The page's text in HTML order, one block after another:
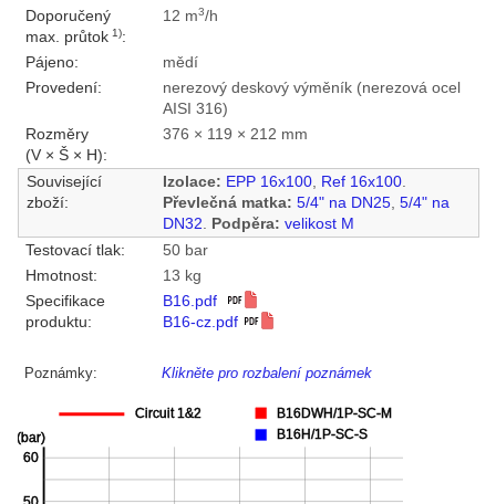
Doporučený
max. průtok1):
12 m3/h
Pájeno:
mědí
Provedení:
nerezový deskový výměník (nerezová ocel
AISI 316)
Rozměry
(V × Š × H):
376 × 119 × 212 mm
Související
zboží:
Izolace: EPP 16x100, Ref 16x100.
Převlečná matka: 5/4" na DN25, 5/4" na
DN32. Podpěra: velikost M
Testovací tlak:
50 bar
Hmotnost:
13 kg
Specifikace
produktu:
B16.pdf
B16-cz.pdf
Poznámky: Klikněte pro rozbalení poznámek